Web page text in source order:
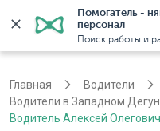
Помогатель -
персонал
Поиск работы и
Главная Водители
Водители в Западном
Водитель Алексей Олегович